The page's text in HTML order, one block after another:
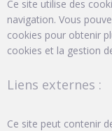
Ce site utilise des
navigation. Vous
cookies pour obtenir
cookies et la gestion
Liens externes :
Ce site peut contenir